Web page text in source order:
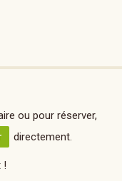
ou pour réserver,
directement.
!